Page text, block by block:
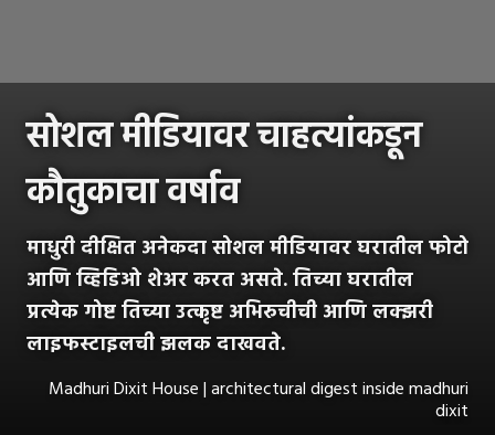
सोशल मीडियावर चाहत्यांकडून
कौतुकाचा वर्षाव
माधुरी दीक्षित अनेकदा सोशल मीडियावर घरातील फोटो
आणि व्हिडिओ शेअर करत असते. तिच्या घरातील
प्रत्येक गोष्ट तिच्या उत्कृष्ट अभिरुचीची आणि लक्झरी
लाइफस्टाइलची झलक दाखवते.
Madhuri Dixit House | architectural digest inside madhuri
dixit